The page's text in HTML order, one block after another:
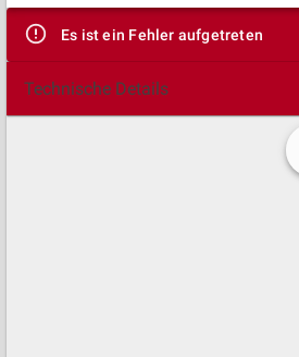
Viewer
Es ist ein Fehler aufgetreten
Technische Details